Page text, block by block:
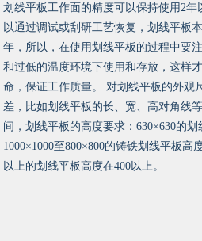
划线平板工作面的精度可以保持使用2
以通过调试或刮研工艺恢复，划线平板
年，所以，在使用划线平板的过程中要
和过低的温度环境下使用和存放，这样
命，保证工作质量。 对划线平板的外观
差，比如划线平板的长、宽、高对角线
间，划线平板的高度要求：630×630的划
1000×1000至800×800的铸铁划线平板高
以上的划线平板高度在400以上。